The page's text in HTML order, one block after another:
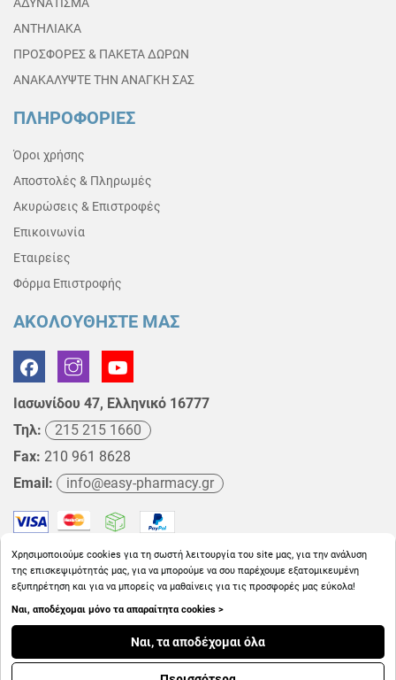
ΑΝΤΗΛΙΑΚΑ
ΠΡΟΣΦΟΡΕΣ & ΠΑΚΕΤΑ ΔΩΡΩΝ
ΑΝΑΚΑΛΥΨΤΕ ΤΗΝ ΑΝΑΓΚΗ ΣΑΣ
ΠΛΗΡΟΦΟΡΙΕΣ
Όροι χρήσης
Αποστολές & Πληρωμές
Ακυρώσεις & Επιστροφές
Επικοινωνία
Εταιρείες
Φόρμα Επιστροφής
ΑΚΟΛΟΥΘΗΣΤΕ ΜΑΣ
Ιασωνίδου 47, Ελληνικό 16777
Τηλ:
215 215 1660
Fax: 210 961 8628
Email:
info@easy-pharmacy.gr
Copyright © 2026EasyPharmacy.gr
Χρησιμοποιούμε cookies για τη σωστή λειτουργία του site μας, για την ανάλυση
της επισκεψιμότητάς μας, για να μπορούμε να σου παρέχουμε εξατομικευμένη
εξυπηρέτηση και για να μπορείς να μαθαίνεις για τις προσφορές μας εύκολα!
Ναι, αποδέχομαι μόνο τα απαραίτητα cookies >
Ναι, τα αποδέχομαι όλα